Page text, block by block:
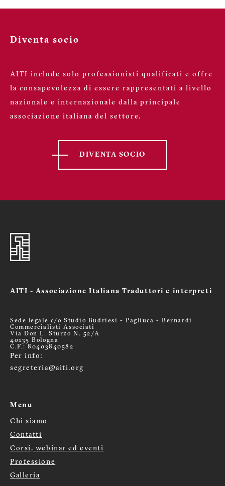
Diventa socio
AITI include solo professionisti qualificati e offre
la consapevolezza di essere rappresentati a livello
nazionale e internazionale dalla principale
associazione italiana del settore.
DIVENTA SOCIO
AITI - Associazione Italiana Traduttori e interpreti
Sede legale c/o Studio Budriesi - Pagliuca - Bernardi
Commercialisti Associati
Via Don L. Sturzo N. 52/A
40135 Bologna
C.F.: 80403840582
Per info:
segreteria@aiti.org
Menu
Menù
footer
Chi siamo
Contatti
Corsi, webinar ed eventi
Professione
Galleria